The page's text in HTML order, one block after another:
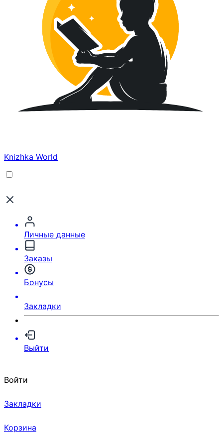
Knizhka World
Личные данные
Заказы
Бонусы
Закладки
Выйти
Войти
Закладки
Корзина